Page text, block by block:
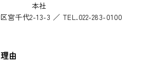
本社
宮千代2-13-3 ／ TEL.022-283-0100
由